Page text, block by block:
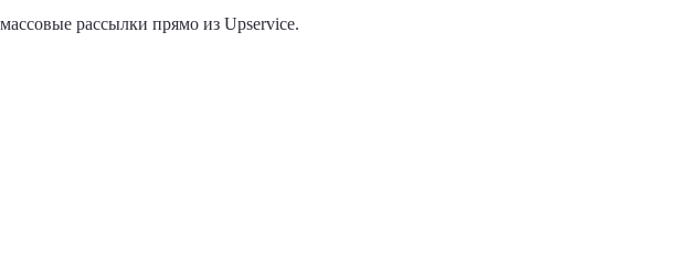
рассылки прямо из Upservice.